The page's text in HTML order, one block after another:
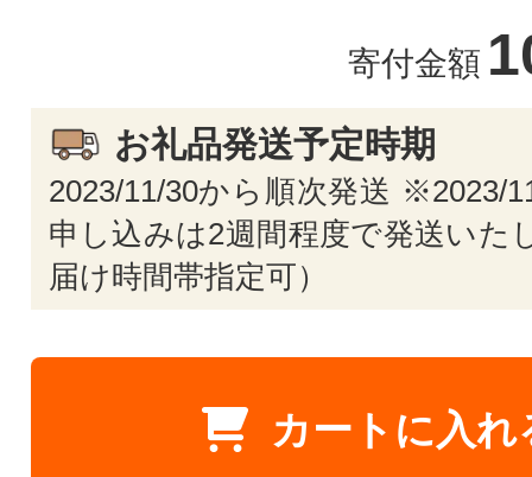
寄付金額
お礼品発送予定時期
2023/11/30から順次発送 ※2023/
申し込みは2週間程度で発送いた
届け時間帯指定可）
カートに入れ